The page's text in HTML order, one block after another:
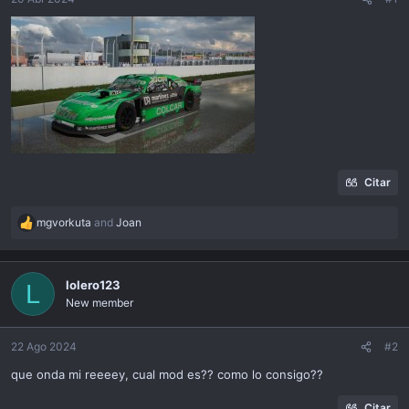
n
Citar
R
a
c
i
o
n
:
mgvorkuta and Joan
L lolero123
New member
22 Ago 2024 #2
que onda mi reeeey, cual mod es?? como lo consigo??